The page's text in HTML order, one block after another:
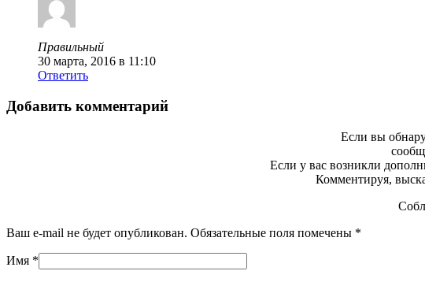
Правильный
30 марта, 2016 в 11:10
Ответить
Добавить комментарий
Если вы
Если у вас возникли
Комментируя,
Ваш e-mail не будет опубликован. Обязательные поля помечены *
Имя *